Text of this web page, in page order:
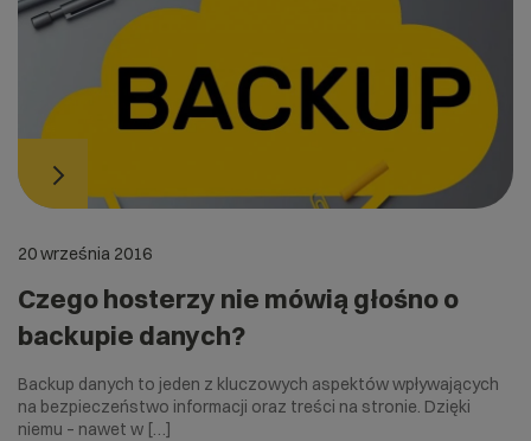
20 września 2016
Czego hosterzy nie mówią głośno o
backupie danych?
Backup danych to jeden z kluczowych aspektów wpływających
na bezpieczeństwo informacji oraz treści na stronie. Dzięki
niemu – nawet w […]